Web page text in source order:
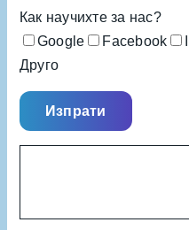
Как научихте за нас?
Google
Facebook
Друго